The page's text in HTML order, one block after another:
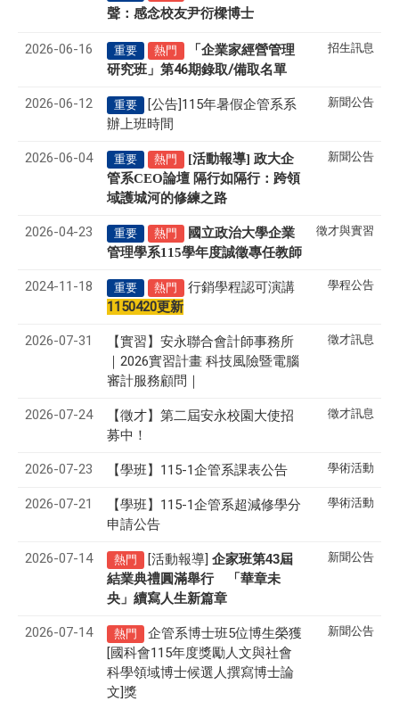
聲 ： 感念校友尹衍樑博士
2026-06-16 重要 熱門
「企業家經營管理
研究班」第46期錄取/備取名單
招生訊息
2026-06-12 重要
[公告]115年暑假企管系系
辦上班時間
新聞公告
2026-06-04 重要 熱門
[活動報導] 政大企
管系CEO論壇 隔行如隔行：跨領
域護城河的修練之路
新聞公告
2026-04-23 重要 熱門
國立政治大學企業
管理學系115學年度誠徵專任教師
徵才與實習
2024-11-18 重要 熱門
行銷學程認可演講
1150420更新
學程公告
2026-07-31
【實習】安永聯合會計師事務所
｜2026實習計畫 科技風險暨電腦
審計服務顧問｜
徵才訊息
2026-07-24 【徵才】 第二屆安永校園大使招
募中！
徵才訊息
2026-07-23 【學班】115-1企管系課表公告 學術活動
2026-07-21
【學班】115-1企管系超減修學分
申請公告
學術活動
2026-07-14 熱門 [活動報導] 企家班第43屆
結業典禮圓滿舉行 「華章未
央」續寫人生新篇章
新聞公告
2026-07-14 熱門
企管系博士班5位博生榮獲
[國科會115年度獎勵人文與社會
科學領域博士候選人撰寫博士論
文]獎
新聞公告